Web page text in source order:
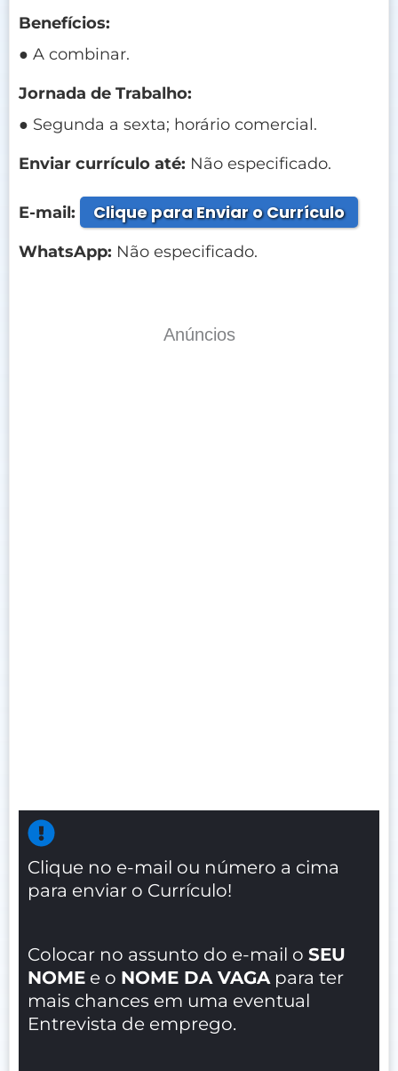
Benefícios:
● A combinar.
Jornada de Trabalho:
● Segunda a sexta; horário comercial.
Enviar currículo até: Não especificado.
E-mail: Clique para Enviar o Currículo
WhatsApp: Não especificado.
Anúncios
Clique no e-mail ou número a cima
para enviar o Currículo!
Colocar no assunto do e-mail o SEU
NOME e o NOME DA VAGA para ter
mais chances em uma eventual
Entrevista de emprego.